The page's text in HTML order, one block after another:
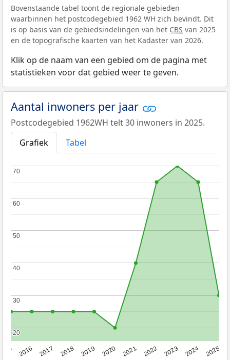
Bovenstaande tabel toont de regionale gebieden
waarbinnen het postcodegebied 1962 WH zich bevindt. Dit
is op basis van de gebiedsindelingen van het CBS van 2025
en de topografische kaarten van het Kadaster van 2026.
Klik op de naam van een gebied om de pagina met
statistieken voor dat gebied weer te geven.
Aantal inwoners per jaar
Postcodegebied 1962WH telt 30 inwoners in 2025.
Grafiek
Tabel
2016 2017 2018 2019 2020 2021 2022 2023 2024 2025
20
20
30
30
40
40
50
50
60
60
70
70